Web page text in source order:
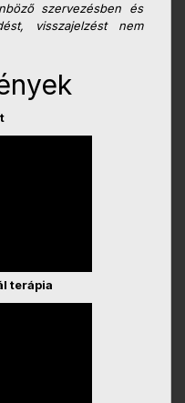
szervezésben és
visszajelzést nem
terápia